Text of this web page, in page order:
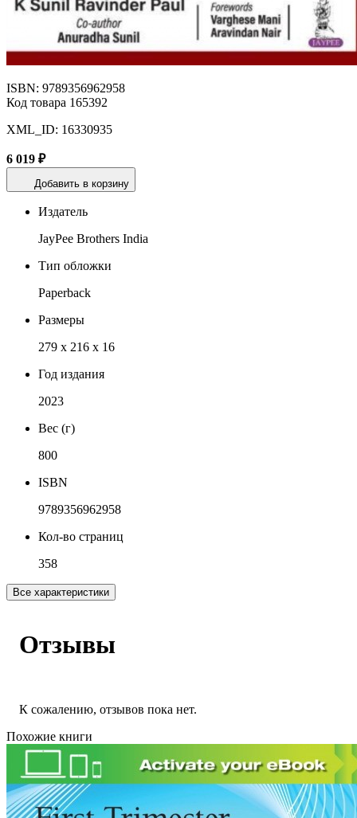
ISBN: 9789356962958
Код товара 165392
XML_ID: 16330935
6 019 ₽
Добавить в корзину
Издатель
JayPee Brothers India
Тип обложки
Paperback
Размеры
279 x 216 x 16
Год издания
2023
Вес (г)
800
ISBN
9789356962958
Кол-во страниц
358
Все характеристики
Отзывы
К сожалению, отзывов пока нет.
Похожие книги